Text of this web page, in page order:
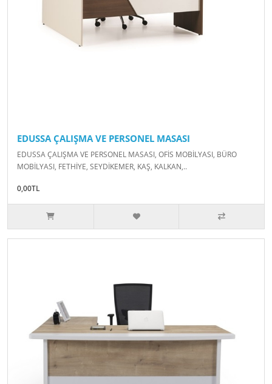
EDUSSA ÇALIŞMA VE PERSONEL MASASI
EDUSSA ÇALIŞMA VE PERSONEL MASASI, OFİS MOBİLYASI, BÜRO
MOBİLYASI, FETHİYE, SEYDİKEMER, KAŞ, KALKAN,..
0,00TL